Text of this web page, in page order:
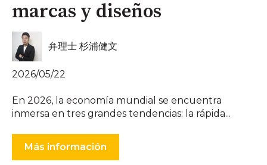
marcas y diseños
弁理士 杉浦健文
2026/05/22
En 2026, la economía mundial se encuentra
inmersa en tres grandes tendencias: la rápida...
Más información